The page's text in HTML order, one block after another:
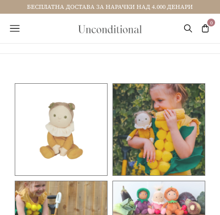
БЕСПЛАТНА ДОСТАВА ЗА НАРАЧКИ НАД 4.000